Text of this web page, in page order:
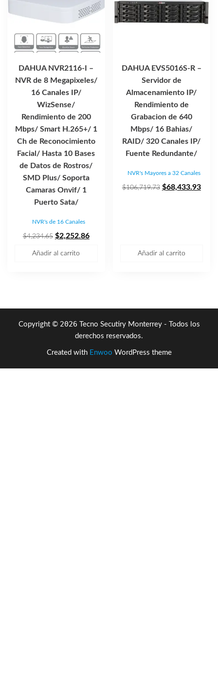
DAHUA NVR2116-I –
NVR de 8 Megapixeles/
16 Canales IP/
WizSense/
Rendimiento de 200
Mbps/ Smart H.265+/ 1
Ch de Reconocimiento
Facial/ Hasta 10 Bases
de Datos de Rostros/
SMD Plus/ Soporta
Camaras Onvif/ 1
Puerto Sata/
NVR's de 16 Canales
$4,234.65 El
$2,252.86El
Añadir al carrito
DAHUA EVS5016S-R –
Servidor de
Almacenamiento IP/
Rendimiento de
Grabacion de 640
Mbps/ 16 Bahias/
RAID/ 320 Canales IP/
Fuente Redundante/
NVR's Mayores a 32 Canales
$106,719.73 El
$68,433.93El
Añadir al carrito
Copyright © 2026 Tecno Secutiry Monterrey - Todos los
derechos reservados.
Created with Enwoo WordPress theme